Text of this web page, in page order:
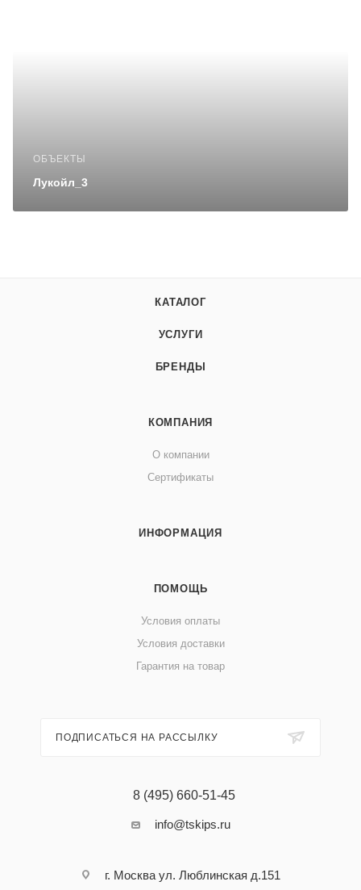
ОБЪЕКТЫ
Лукойл_3
КАТАЛОГ
УСЛУГИ
БРЕНДЫ
КОМПАНИЯ
О компании
Сертификаты
ИНФОРМАЦИЯ
ПОМОЩЬ
Условия оплаты
Условия доставки
Гарантия на товар
ПОДПИСАТЬСЯ НА РАССЫЛКУ
8 (495) 660-51-45
info@tskips.ru
г. Москва ул. Люблинская д.151